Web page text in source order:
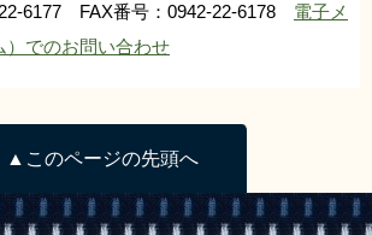
6177 FAX番号：0942-22-6178 電子メ
）でのお問い合わせ
▲このページの先頭へ